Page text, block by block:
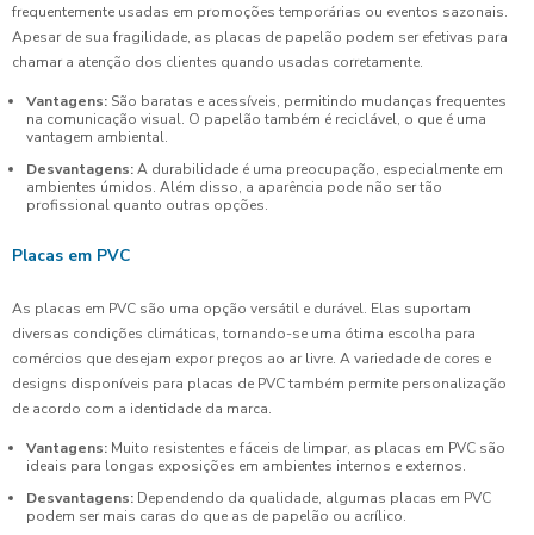
frequentemente usadas em promoções temporárias ou eventos sazonais.
Apesar de sua fragilidade, as placas de papelão podem ser efetivas para
chamar a atenção dos clientes quando usadas corretamente.
Vantagens: São baratas e acessíveis, permitindo mudanças frequentes
na comunicação visual. O papelão também é reciclável, o que é uma
vantagem ambiental.
Desvantagens:A durabilidade é uma preocupação, especialmente em
ambientes úmidos. Além disso, a aparência pode não ser tão
profissional quanto outras opções.
Placas em PVC
As placas em PVC são uma opção versátil e durável. Elas suportam
diversas condições climáticas, tornando-se uma ótima escolha para
comércios que desejam expor preços ao ar livre. A variedade de cores e
designs disponíveis para placas de PVC também permite personalização
de acordo com a identidade da marca.
Vantagens: Muito resistentes e fáceis de limpar, as placas em PVC são
ideais para longas exposições em ambientes internos e externos.
Desvantagens: Dependendo da qualidade, algumas placas em PVC
podem ser mais caras do que as de papelão ou acrílico.